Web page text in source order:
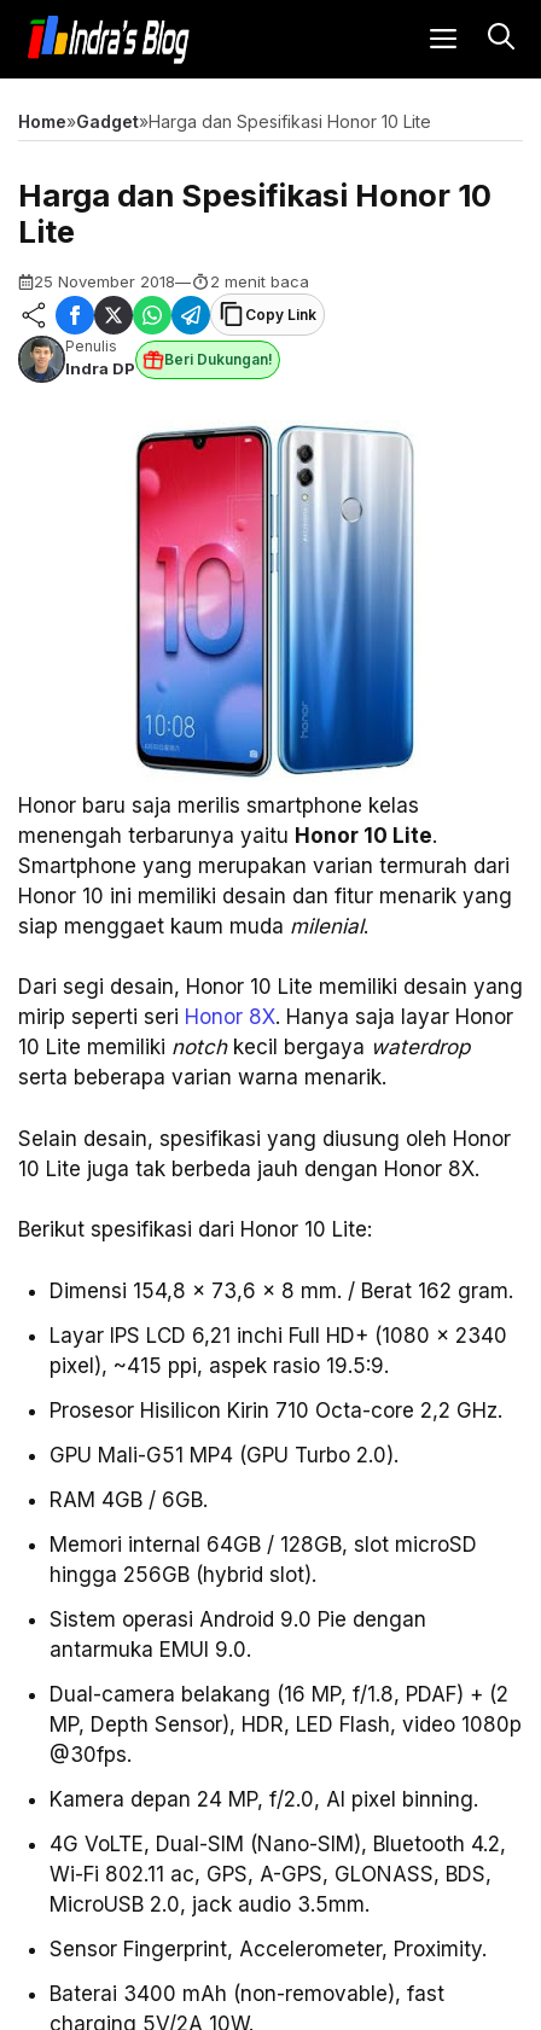
Langsung
isi
MENU
Home»Gadget»Harga dan Spesifikasi Honor 10 Lite
Harga dan Spesifikasi Honor 10
Lite
25 November 2018— 2 menit baca
Copy Link
Penulis
Indra DP Beri Dukungan!
Honor baru saja merilis smartphone kelas
menengah terbarunya yaitu Honor 10 Lite.
Smartphone yang merupakan varian termurah dari
Honor 10 ini memiliki desain dan fitur menarik yang
siap menggaet kaum muda milenial.
Dari segi desain, Honor 10 Lite memiliki desain yang
mirip seperti seri Honor 8X. Hanya saja layar Honor
10 Lite memiliki notchkecil bergaya waterdrop
serta beberapa varian warna menarik.
Selain desain, spesifikasi yang diusung oleh Honor
10 Lite juga tak berbeda jauh dengan Honor 8X.
Berikut spesifikasi dari Honor 10 Lite:
Dimensi 154,8 x 73,6 x 8 mm. / Berat 162 gram.
Layar IPS LCD 6,21 inchi Full HD+ (1080 x 2340
pixel), ~415 ppi, aspek rasio 19.5:9.
Prosesor Hisilicon Kirin 710 Octa-core 2,2 GHz.
GPU Mali-G51 MP4 (GPU Turbo 2.0).
RAM 4GB / 6GB.
Memori internal 64GB / 128GB, slot microSD
hingga 256GB (hybrid slot).
Sistem operasi Android 9.0 Pie dengan
antarmuka EMUI 9.0.
Dual-camera belakang (16 MP, f/1.8, PDAF) + (2
MP, Depth Sensor), HDR, LED Flash, video 1080p
@30fps.
Kamera depan 24 MP, f/2.0, AI pixel binning.
4G VoLTE, Dual-SIM (Nano-SIM), Bluetooth 4.2,
Wi-Fi 802.11 ac, GPS, A-GPS, GLONASS, BDS,
MicroUSB 2.0, jack audio 3.5mm.
Sensor Fingerprint, Accelerometer, Proximity.
Baterai 3400 mAh (non-removable), fast
charging 5V/2A 10W.